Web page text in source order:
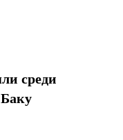
среди